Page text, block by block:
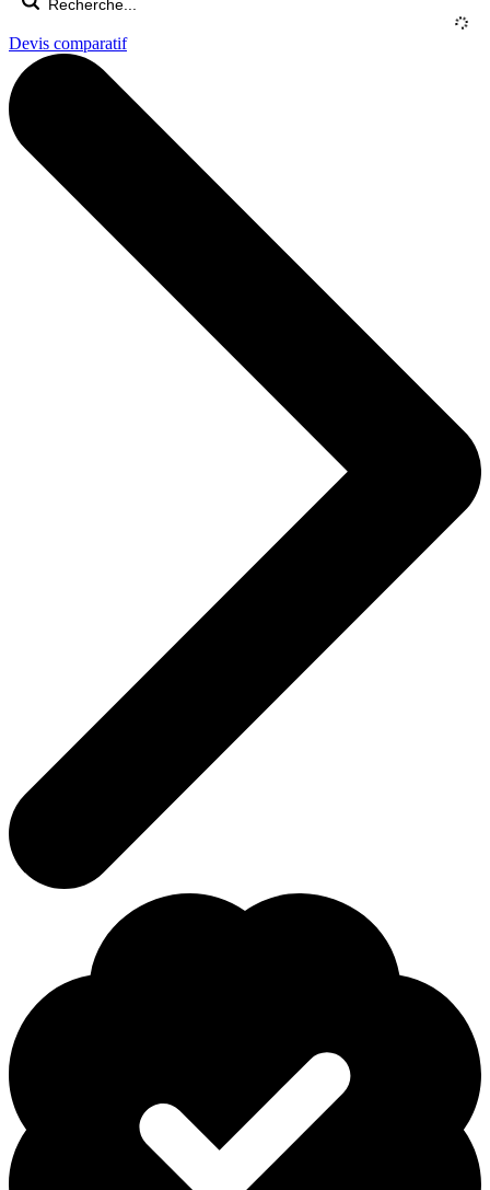
Devis comparatif